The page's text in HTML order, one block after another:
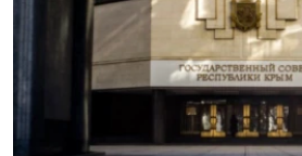
СОВЕТЫ ПРАВОЗАЩИТНИКОВ
ПОБЕДИТЕЛЕЙ НЕ СУДЯТ?
Qırımtatar
ПРИСОЕДИНЯЙТЕСЬ!